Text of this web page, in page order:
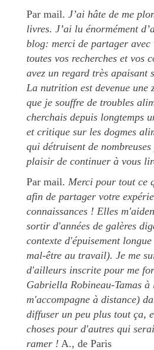
Par mail. J’ai hâte de me
livres. J’ai lu énormément
blog: merci de partager avec
toutes vos recherches et vos
avez un regard très apaisant
La nutrition est devenue une
que je souffre de troubles
cherchais depuis longtemps
et critique sur les dogmes
qui détruisent de
plaisir de continuer à vous
Par mail. Merci pour tout ce
afin de partager votre
connaissances ! Elles
sortir d'années de galères
contexte d'épuisement
mal-être au travail). Je me
d'ailleurs inscrite pour me
Gabriella Robineau-Tamas
m'accompagne à distance)
diffuser un peu plus tout ça,
choses pour d'autres qui
ramer ! A., de Paris